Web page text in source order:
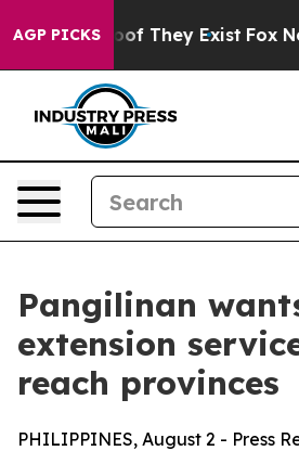
AGP PICKS
no Proof They Exist Fox News
Pangilinan
extension
reach provinces
PHILIPPINES, August 2 - Press